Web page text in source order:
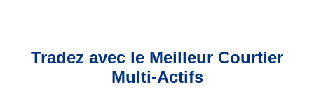
Tradez avec le Meilleur Courtier
Multi-Actifs